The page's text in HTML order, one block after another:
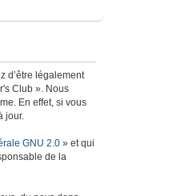
d’être légalement
Club ». Nous
En effet, si vous
jour.
GNU 2.0 » et qui
de la